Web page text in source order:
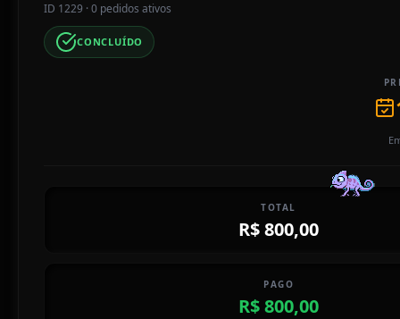
ID 1229 · 0 pedidos ativos
CONCLUÍDO
TOTAL
R$ 800,00
PAGO
R$ 800,00